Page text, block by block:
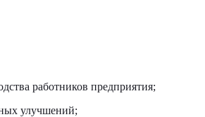
работников предприятия;
улучшений;